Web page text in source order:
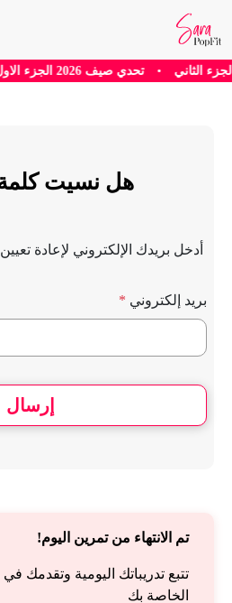
• تحدي صيف 2026 الجزء الاول •
هل نسيت
أدخل بريدك الإلكتروني لإعادة
بريد إلكتروني *
إرسال
تم الانتهاء من تمرين اليوم!
تتبع تدريباتك اليومية وتقدمك في
الخاصة بك